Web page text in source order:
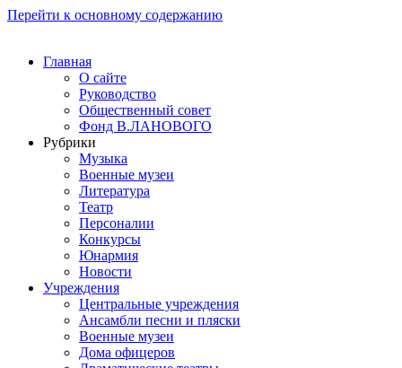
Перейти к основному содержанию
Главная
О сайте
Руководство
Общественный совет
Фонд В.ЛАНОВОГО
Рубрики
Музыка
Военные музеи
Литература
Театр
Персоналии
Конкурсы
Юнармия
Новости
Учреждения
Центральные учреждения
Ансамбли песни и пляски
Военные музеи
Дома офицеров